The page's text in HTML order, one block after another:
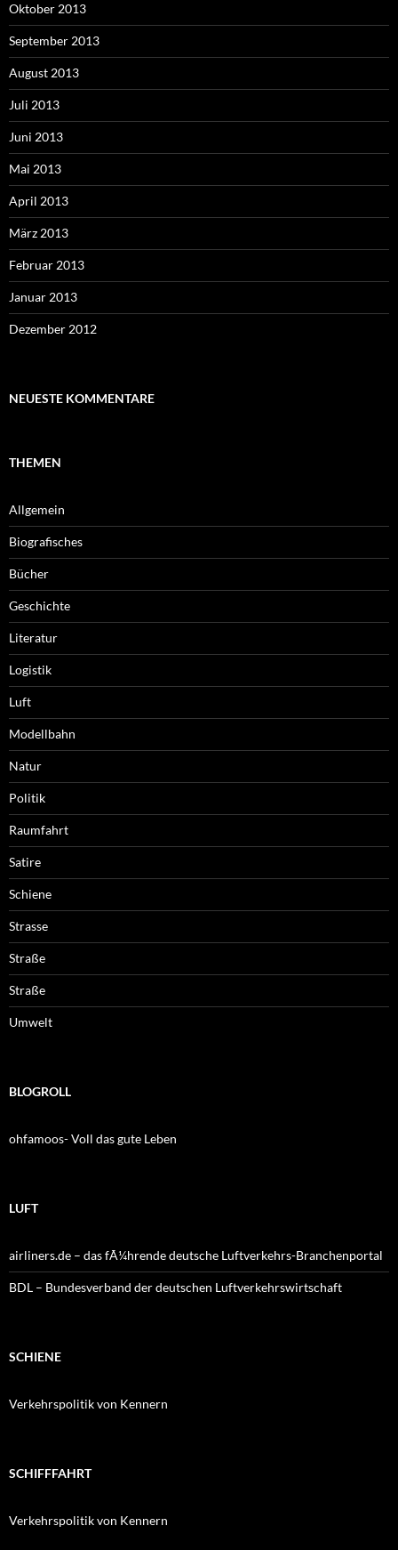
Oktober 2013
September 2013
August 2013
Juli 2013
Juni 2013
Mai 2013
April 2013
März 2013
Februar 2013
Januar 2013
Dezember 2012
NEUESTE KOMMENTARE
THEMEN
Allgemein
Biografisches
Bücher
Geschichte
Literatur
Logistik
Luft
Modellbahn
Natur
Politik
Raumfahrt
Satire
Schiene
Strasse
Straße
Straße
Umwelt
BLOGROLL
ohfamoos- Voll das gute Leben
LUFT
airliners.de – das fÃ¼hrende deutsche Luftverkehrs-Branchenportal
BDL – Bundesverband der deutschen Luftverkehrswirtschaft
SCHIENE
Verkehrspolitik von Kennern
SCHIFFFAHRT
Verkehrspolitik von Kennern